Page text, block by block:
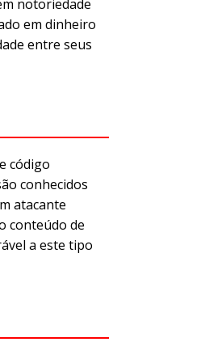
notoriedade
em dinheiro
entre seus
código
conhecidos
atacante
conteúdo de
a este tipo